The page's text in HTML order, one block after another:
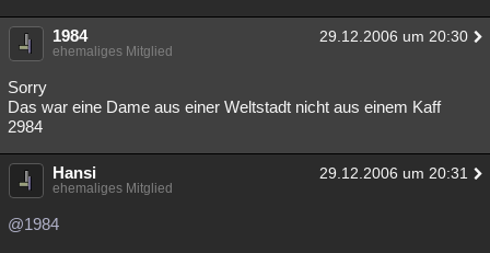
1984 29.12.2006 um 20:30
ehemaliges Mitglied
Sorry
Das war eine Dame aus einer Weltstadt nicht aus einem Kaff
2984
Hansi 29.12.2006 um 20:31
ehemaliges Mitglied
@1984